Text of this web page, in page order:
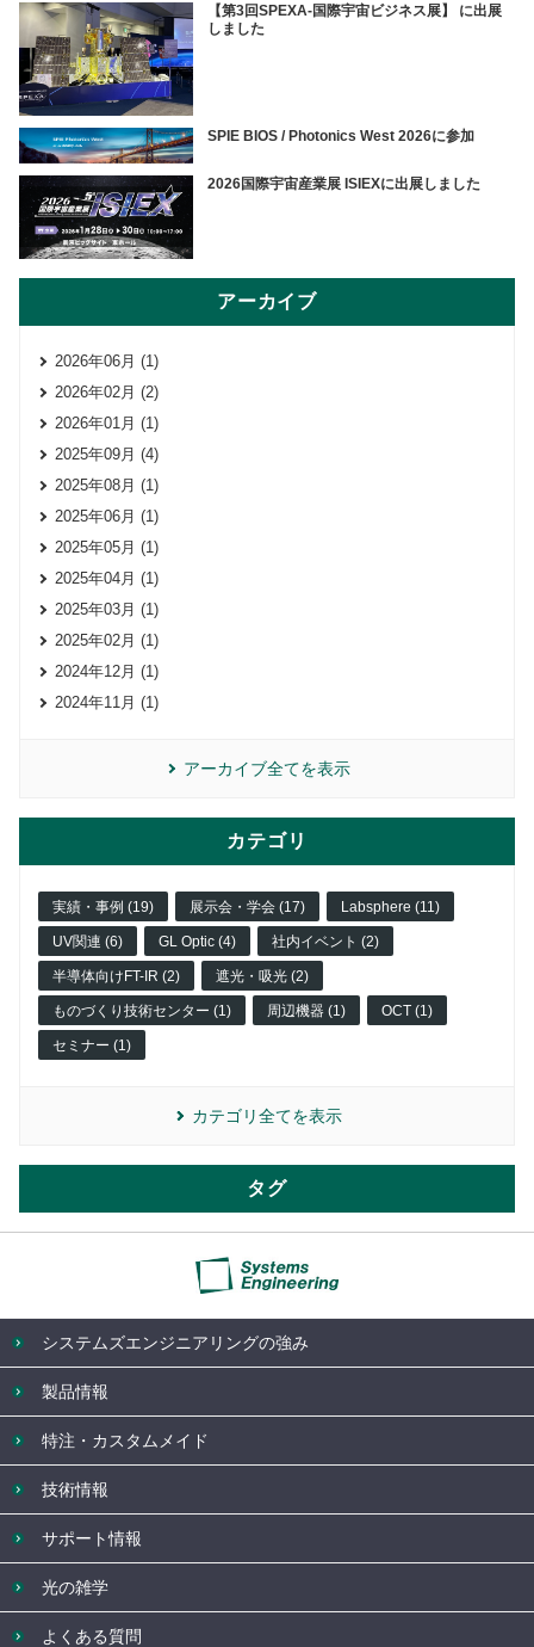
【第3回SPEXA-国際宇宙ビジネス展】 に出展
しました
SPIE BIOS / Photonics West 2026に参加
2026国際宇宙産業展 ISIEXに出展しました
アーカイブ
2026年06月 (1)
2026年02月 (2)
2026年01月 (1)
2025年09月 (4)
2025年08月 (1)
2025年06月 (1)
2025年05月 (1)
2025年04月 (1)
2025年03月 (1)
2025年02月 (1)
2024年12月 (1)
2024年11月 (1)
アーカイブ全てを表示
カテゴリ
実績・事例 (19) 展示会・学会 (17) Labsphere (11)
UV関連 (6) GL Optic (4) 社内イベント (2)
半導体向けFT-IR (2) 遮光・吸光 (2)
ものづくり技術センター (1) 周辺機器 (1) OCT (1)
セミナー (1)
カテゴリ全てを表示
タグ
システムズエンジニアリングの強み
製品情報
特注・カスタムメイド
技術情報
サポート情報
光の雑学
よくある質問